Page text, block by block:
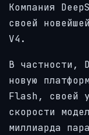
Компания
своей
V4.
В частности,
новую
Flash, своей
скорости
миллиарда